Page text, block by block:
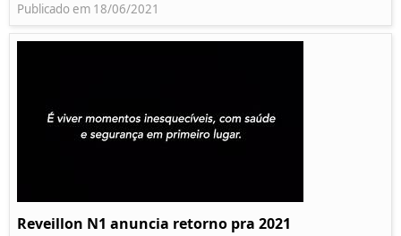
Publicado em 18/06/2021
Reveillon N1 anuncia retorno pra 2021